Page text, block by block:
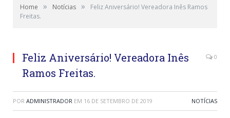
Home » Notícias »
Feliz Aniversário! Vereadora Inês Ramos
Freitas.
Feliz Aniversário! Vereadora Inês
Ramos Freitas.
0
POR ADMINISTRADOR EM 16 DE SETEMBRO DE 2019 NOTÍCIAS